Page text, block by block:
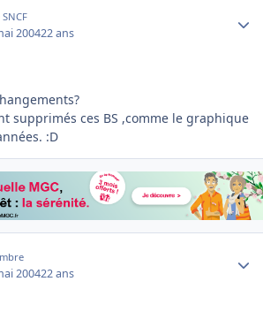
200422 ans
supprimés ces BS ,comme le graphique
:D
200422 ans